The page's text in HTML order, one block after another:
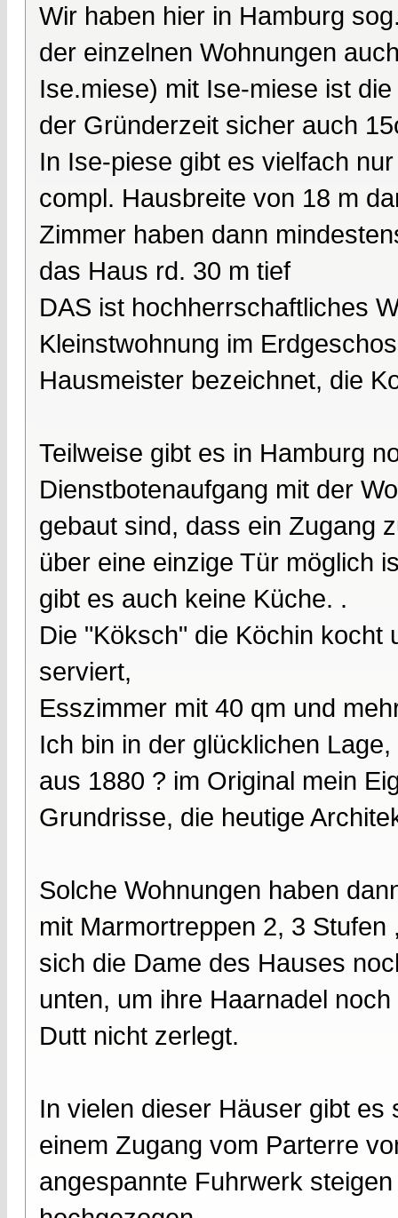
Wir haben hier in Hamburg
der einzelnen Wohnungen
Ise.miese) mit Ise-miese ist
der Gründerzeit sicher auch
In Ise-piese gibt es vielfach
compl. Hausbreite von 18 m
Zimmer haben dann
das Haus rd. 30 m tief
DAS ist hochherrschaftliches
Kleinstwohnung im
Hausmeister bezeichnet, die
Teilweise gibt es in Hamburg
Dienstbotenaufgang mit der
gebaut sind, dass ein Zugang
über eine einzige Tür möglich
gibt es auch keine Küche. .
Die "Köksch" die Köchin kocht
serviert,
Esszimmer mit 40 qm und
Ich bin in der glücklichen
aus 1880 ? im Original mein
Grundrisse, die heutige
Solche Wohnungen haben
mit Marmortreppen 2, 3
sich die Dame des Hauses
unten, um ihre Haarnadel
Dutt nicht zerlegt.
In vielen dieser Häuser gibt
einem Zugang vom Parterre
angespannte Fuhrwerk